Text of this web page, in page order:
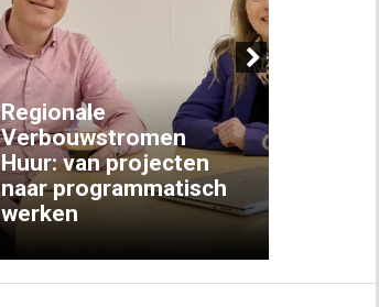
Regionale
Verbouwstromen
Huur: van projecten
naar programmatisch
werken
Next